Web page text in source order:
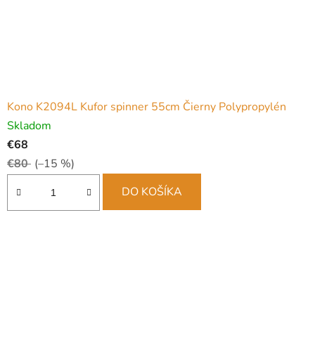
Kono K2094L Kufor spinner 55cm Čierny Polypropylén
Skladom
€68
€80 (–15 %)
DO KOŠÍKA